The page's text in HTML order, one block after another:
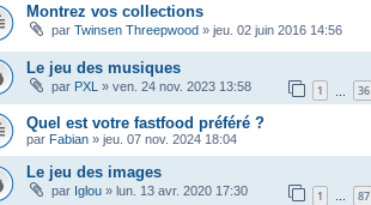
Montrez vos collections
par Twinsen Threepwood » jeu. 02 juin 2016 14:56
Le jeu des musiques
par PXL » ven. 24 nov. 2023 13:58 1 36
Quel est votre fastfood préféré ?
par Fabian » jeu. 07 nov. 2024 18:04
Le jeu des images
par Iglou » lun. 13 avr. 2020 17:30 1 … 87